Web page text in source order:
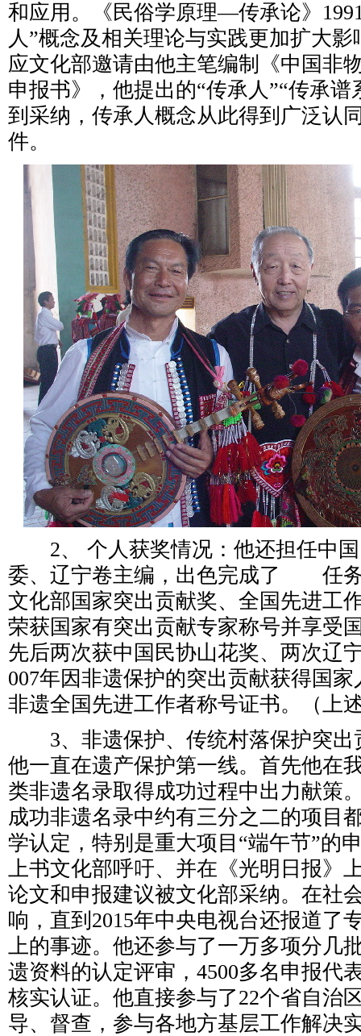
和应用。《民俗学原理—传承论》
人”概念及相关理论与实践更加扩大
应文化部邀请由他主笔编制《中国非
申报书》，他提出的“传承人”“传承谱
到采纳，传承人概念从此得到广泛认
件。
2、 个人获奖情况：他还担任中国
委、辽宁卷主编，出色完成了 任务
文化部国家突出贡献奖、全国先进工
荣获国家有突出贡献专家称号并享受
先后两次获中国民协山花奖、两次辽
007年因非遗保护的突出贡献获得国
非遗全国先进工作者称号证书。（上
3、非遗保护、传统村落保护突出
他一直在遗产保护第一线。首先他在
类非遗名录取得成功过程中出力献策
成功非遗名录中约有三分之二的项目
学认定，特别是重大项目“端午节”的
上书文化部呼吁、并在《光明日报》
论文和申报建议被文化部采纳。在社
响，直到2015年中央电视台还报道了
上的事迹。他还参与了一万多项分几
遗资料的认定评审，4500多名申报代
核实认证。他直接参与了22个省自治
导、督查，参与各地方基层工作解决